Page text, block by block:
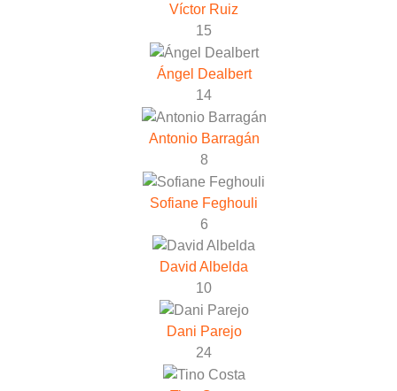
Víctor Ruiz
15
Ángel Dealbert
14
Antonio Barragán
8
Sofiane Feghouli
6
David Albelda
10
Dani Parejo
24